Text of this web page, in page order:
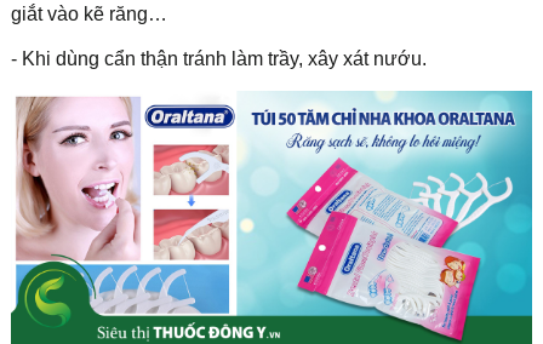
giắt vào kẽ răng…
- Khi dùng cẩn thận tránh làm trầy, xây xát nướu.